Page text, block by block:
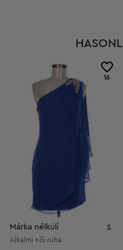
16
Márka nélküli S
Alkalmi női ruha